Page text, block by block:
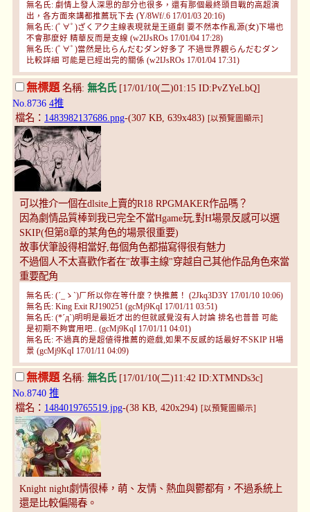
無名氏: 劇情上發人深思的部分也很多，還有那個最終頭目戰的高超演
出，各方面來講都推薦玩下去 (Y/8Wf/.6 17/01/03 20:16)
無名氏: (ﾟ∀ﾟ)ざくアク主線表現就是王道劇 要不然本作亂源(女)下場也
不會那麼好 精華反而是支線 (w2IJsROs 17/01/04 17:28)
無名氏: (ﾟ∀ﾟ)當然是比らんだむダン好多了 不過世界觀らんだむダン
比較詳細 可能是已經出完的關係 (w2IJsROs 17/01/04 17:31)
無標題 名稱: 無名氏[17/01/10(二)01:15 ID:PvZYeLbQ]
No.8736 4推
檔名： 1483982137686.png-(307 KB, 639x483) [以預覽圖顯示]
可以推介一個在dlsite上賣的R18 RPGMAKER作品嗎？
因為劇情品質棒到我已完全不當Hgame玩,對H場景反感可以選
SKIP(但第8章的某角色的場景很重要)
故事伏筆設得相當好,毎個角色都描寫得很有魅力
不過個人不太喜歡作者在"故事主線"穿越自己其他作品角色來當
重要配角
無名氏: (´_ゝ`)ㄏ所以你在等什麼？快推薦！ (2Jkq3D3Y 17/01/10 10:06)
無名氏: King Exit RJ190251 (gcMj9KqI 17/01/11 03:51)
無名氏: (*´д`)明明是最近才出的但就感覺沒有人討論 排名也普普 可能
是初期不夠實用吧.. (gcMj9KqI 17/01/11 04:01)
無名氏: 不過真的是超値得推薦的遊戲,如果不反感的話最好不SKIP H場
景 (gcMj9KqI 17/01/11 04:09)
無標題 名稱: 無名氏[17/01/10(二)11:42 ID:XTMNDs3c]
No.8740 推
檔名： 1484019765519.jpg-(38 KB, 420x294) [以預覽圖顯示]
Knight night劇情很棒，萌、友情、熱血與鬱都有，不過系統上
還是比較偏陽春。